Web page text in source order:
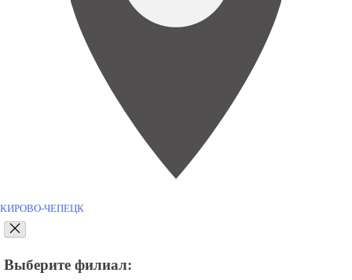
КИРОВО-ЧЕПЕЦК
Выберите филиал: